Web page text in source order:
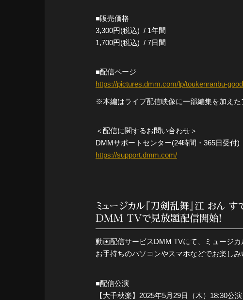
■販売価格
3,300円(税込) / 1年間
1,700円(税込) / 7日間
■配信ページ
https://pictures.dmm.com/lp/toukenranbu-
※本編はライブ配信映像に一部編集を加えた
＜配信に関するお問い合わせ＞
DMMサポートセンター(24時間・365日受付)
https://support.dmm.com/
ミュージカル『刀剣乱舞』江 おん
DMM TVで見放題配信開始！
動画配信サービスDMM TVにて、ミュージ
お手持ちのパソコンやスマホなどでお楽し
■配信公演
【大千秋楽】2025年5月29日（木）18:30公演